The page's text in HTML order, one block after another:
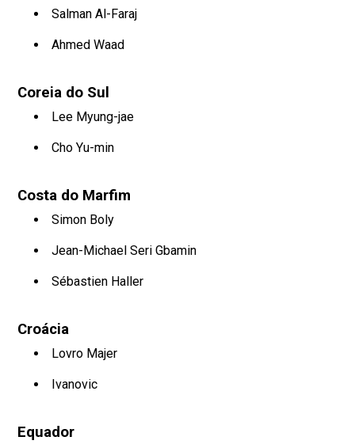
Salman Al-Faraj
Ahmed Waad
Coreia do Sul
Lee Myung-jae
Cho Yu-min
Costa do Marfim
Simon Boly
Jean-Michael Seri Gbamin
Sébastien Haller
Croácia
Lovro Majer
Ivanovic
Equador